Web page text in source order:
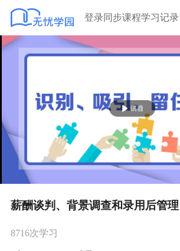
登录同步课程学习记录
播
放
薪酬谈判、背景调查和录用后管理
8716次学习